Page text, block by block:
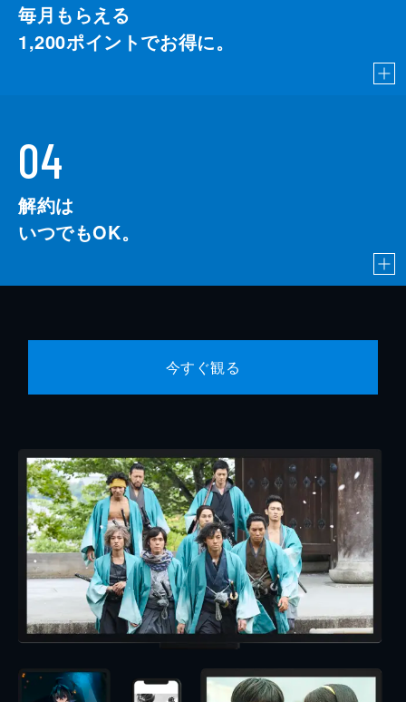
毎月もらえる
1,200ポイントでお得に。
04
解約は
いつでもOK。
今すぐ観る